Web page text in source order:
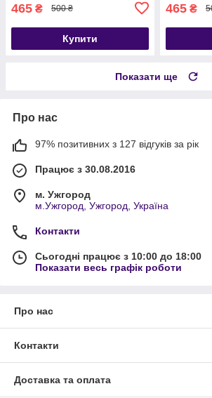
465 ₴ 500 ₴
Купити
465 ₴
Показати ще
Про нас
97% позитивних з 127 відгуків за рік
Працює з 30.08.2016
м. Ужгород
м.Ужгород, Ужгород, Україна
Контакти
Сьогодні працює з 10:00 до 18:00
Показати весь графік роботи
Про нас
Контакти
Доставка та оплата